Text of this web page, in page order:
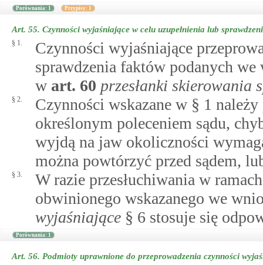
Porównania: 1 Przypisy: 1
Art. 55. Czynności wyjaśniające w celu uzupełnienia lub
§ 1.
Czynności wyjaśniające
sprawdzenia faktów podanych
w art. 60 przesłanki skierowania
§ 2.
Czynności wskazane w § 1
określonym poleceniem sądu,
wyjdą na jaw okoliczności
można powtórzyć przed sądem,
§ 3.
W razie przesłuchiwania w
obwinionego wskazanego we
wyjaśniające § 6 stosuje się
Porównania: 1
Art. 56. Podmioty uprawnione do przeprowadzenia czynności